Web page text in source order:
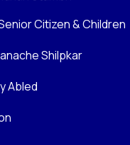
Citizen & Children
Shilpkar
Abled